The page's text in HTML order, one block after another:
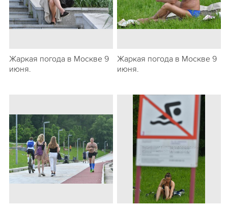
Жаркая погода в Москве 9
июня.
Жаркая погода в Москве 9
июня.